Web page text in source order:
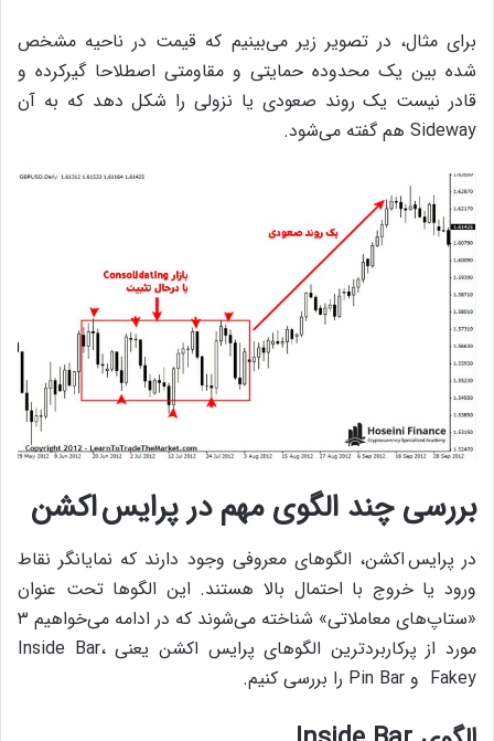
برای مثال، در تصویر زیر می‌بینیم که قیمت در ناحیه‌ مشخص
شده بین یک محدوده‌ حمایتی و مقاومتی اصطلاحا گیرکرده و
قادر نیست یک روند صعودی یا نزولی را شکل دهد که به آن
Sideway هم گفته می‌شود.
بررسی چند الگوی مهم در پرایس اکشن
در پرایس اکشن، الگوهای معروفی وجود دارند که نمایانگر نقاط
ورود یا خروج با احتمال بالا هستند. این الگوها تحت عنوان
«ستاپ‌های معاملاتی» شناخته می‌شوند که در ادامه می‌خواهیم ۳
مورد از پرکاربردترین الگوهای پرایس اکشن یعنی Inside Bar،
Fakey و Pin Bar را بررسی کنیم.